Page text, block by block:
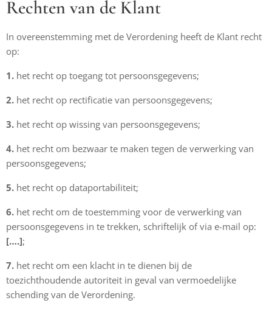
Rechten van de Klant
In overeenstemming met de Verordening heeft de Klant recht
op:
1. het recht op toegang tot persoonsgegevens;
2. het recht op rectificatie van persoonsgegevens;
3. het recht op wissing van persoonsgegevens;
4. het recht om bezwaar te maken tegen de verwerking van
persoonsgegevens;
5. het recht op dataportabiliteit;
6. het recht om de toestemming voor de verwerking van
persoonsgegevens in te trekken, schriftelijk of via e-mail op:
[….];
7. het recht om een klacht in te dienen bij de
toezichthoudende autoriteit in geval van vermoedelijke
schending van de Verordening.